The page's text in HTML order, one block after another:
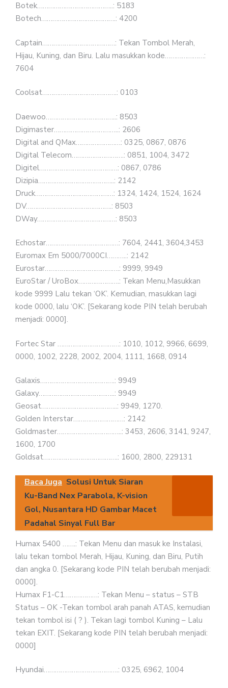
Botek…………………………………..: 5183
Botech………………………………….: 4200
Captain…………………………………: Tekan Tombol Merah,
Hijau, Kuning, dan Biru. Lalu masukkan kode…………………:
7604
Coolsat………………………………….: 0103
Daewoo………………………………..: 8503
Digimaster……………………………..: 2606
Digital and QMax……………………: 0325, 0867, 0876
Digital Telecom……………………….: 0851, 1004, 3472
Digitel……………………………………: 0867, 0786
Dizipia…………………………………..: 2142
Druck……………………………………: 1324, 1424, 1524, 1624
DV……………………………………….: 8503
DWay……………………………………: 8503
Echostar…………………………………: 7604, 2441, 3604,3453
Euromax Em 5000/7000CI………..: 2142
Eurostar………………………………….: 9999, 9949
EuroStar / UroBox………………….: Tekan Menu,Masukkan
kode 9999 Lalu tekan ‘OK’. Kemudian, masukkan lagi
kode 0000, lalu ‘OK’. [Sekarang kode PIN telah berubah
menjadi: 0000].
Fortec Star ……………………………: 1010, 1012, 9966, 6699,
0000, 1002, 2228, 2002, 2004, 1111, 1668, 0914
Galaxis………………………………….: 9949
Galaxy…………………………………..: 9949
Geosat…………………………………..: 9949, 1270.
Golden Interstar………………………: 2142
Goldmaster……………………………..: 3453, 2606, 3141, 9247,
1600, 1700
Goldsat………………………………….: 1600, 2800, 229131
Baca Juga Solusi Untuk Siaran
Ku-Band Nex Parabola, K-vision
Gol, Nusantara HD Gambar Macet
Padahal Sinyal Full Bar
Humax 5400 …….: Tekan Menu dan masuk ke Instalasi,
lalu tekan tombol Merah, Hijau, Kuning, dan Biru, Putih
dan angka 0. [Sekarang kode PIN telah berubah menjadi:
0000].
Humax F1-C1………………: Tekan Menu – status – STB
Status – OK -Tekan tombol arah panah ATAS, kemudian
tekan tombol isi ( ? ). Tekan lagi tombol Kuning – Lalu
tekan EXIT. [Sekarang kode PIN telah berubah menjadi:
0000]
Hyundai………………………………….: 0325, 6962, 1004